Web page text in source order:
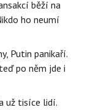
běží na
ho neumí
Putin panikaří.
po něm jde i
už tisíce lidí.